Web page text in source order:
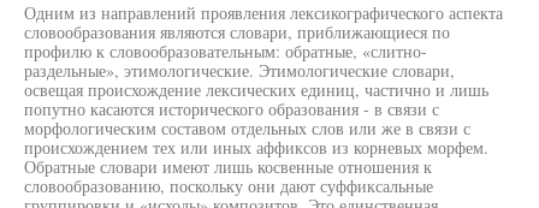
Одним из направлений проявления лексикографического аспекта
словообразования являются словари, приближающиеся по
профилю к словообразовательным: обратные, «слитно-
раздельные», этимологические. Этимологические словари,
освещая происхождение лексических единиц, частично и лишь
попутно касаются исторического образования - в связи с
морфологическим составом отдельных слов или же в связи с
происхождением тех или иных аффиксов из корневых морфем.
Обратные словари имеют лишь косвенные отношения к
словообразованию, поскольку они дают суффиксальные